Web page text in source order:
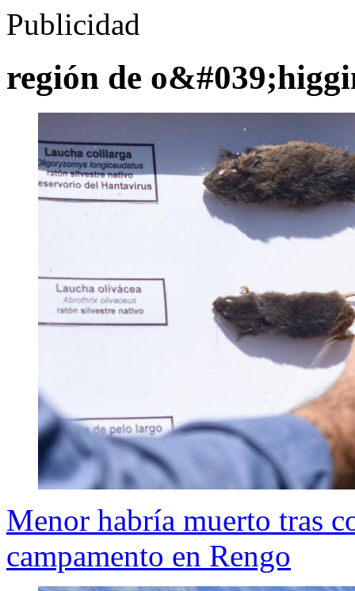
Publicidad
región de
Menor habría muerto tras
campamento en Rengo